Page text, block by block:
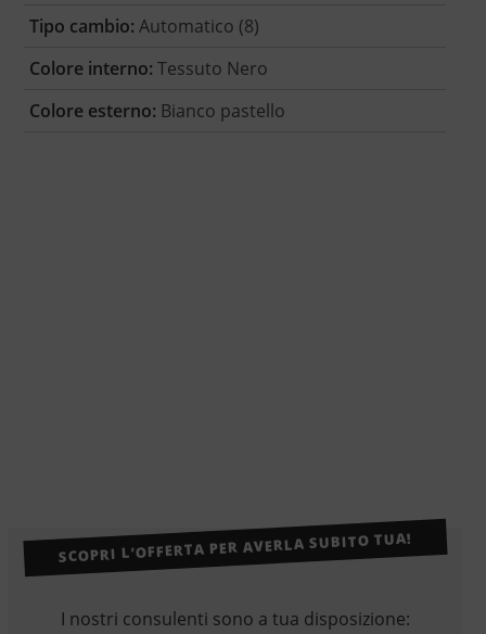
Tipo cambio: Automatico (8)
Colore interno: Tessuto Nero
Colore esterno: Bianco pastello
SCOPRI L’OFFERTA PER AVERLA SUBITO TUA!
I nostri consulenti sono a tua disposizione: